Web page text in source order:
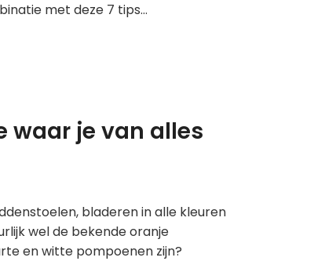
met deze 7 tips…
waar je van alles
bladeren in alle kleuren
wel de bekende oranje
en witte pompoenen zijn?